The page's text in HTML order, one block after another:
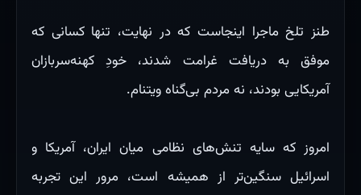
طنز تلخ ماجرا اینجاست که در نهایت، تنها کسانی که
موفق به دریافت غرامت شدند، خودِ کهنه‌سربازان
آمریکایی بودند، نه مردم بی‌گناه ویتنام.
امروز که سایه تنش‌های نظامی میان ایران، آمریکا و
اسرائیل سنگین‌تر از همیشه است، مرور این تجربه